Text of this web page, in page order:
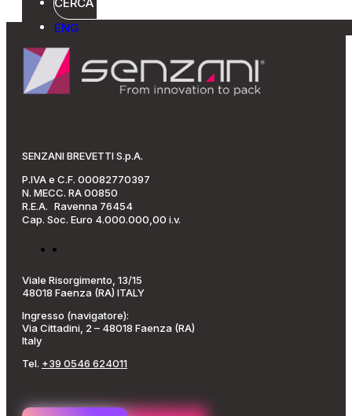
ENG
SENZANI BREVETTI S.p.A.
P.IVA e C.F. 00082770397
N. MECC. RA 00850
R.E.A. Ravenna 76454
Cap. Soc. Euro 4.000.000,00 i.v.
Viale Risorgimento, 13/15
48018 Faenza (RA) ITALY
Ingresso (navigatore):
Via Cittadini, 2 – 48018 Faenza (RA)
Italy
Tel. +39 0546 624011